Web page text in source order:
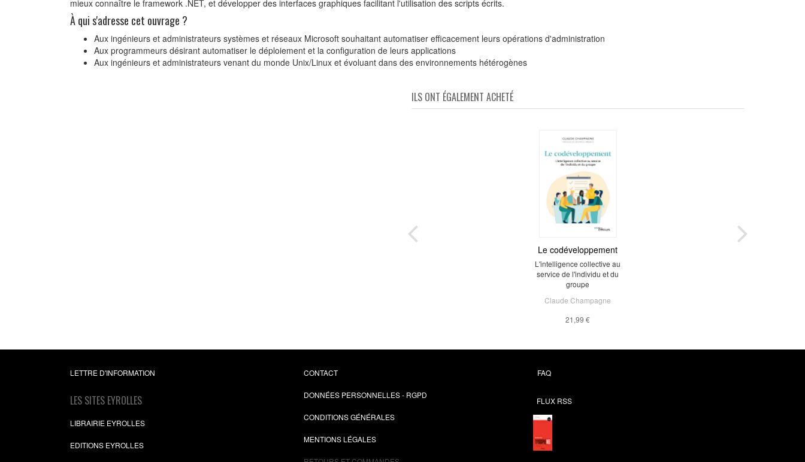
mieux connaître le framework .NET, et développer des interfaces graphiques facilitant l'utilisation des scripts écrits.
À qui s'adresse cet ouvrage ?
Aux ingénieurs et administrateurs systèmes et réseaux Microsoft souhaitant automatiser efficacement leurs opérations d'administration
Aux programmeurs désirant automatiser le déploiement et la configuration de leurs applications
Aux ingénieurs et administrateurs venant du monde Unix/Linux et évoluant dans des environnements hétérogènes
ILS ONT ÉGALEMENT ACHETÉ
Le codéveloppement
L'intelligence collective au
service de l'individu et du
groupe
Claude Champagne
21,99 €
LETTRE D'INFORMATION
LES SITES EYROLLES
LIBRAIRIE EYROLLES
EDITIONS EYROLLES
CONTACT
DONNÉES PERSONNELLES - RGPD
CONDITIONS GÉNÉRALES
MENTIONS LÉGALES
FAQ
FLUX RSS